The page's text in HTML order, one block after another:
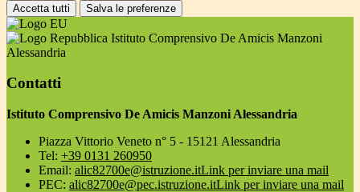
Accetta tutti Salva le preferenze
Istituto Comprensivo De Amicis Manzoni
Alessandria
Contatti
Istituto Comprensivo De Amicis Manzoni Alessandria
Piazza Vittorio Veneto n° 5 - 15121 Alessandria
Tel: +39 0131 260950
Email: alic82700e@istruzione.itLink per inviare una mail
PEC: alic82700e@pec.istruzione.itLink per inviare una mail